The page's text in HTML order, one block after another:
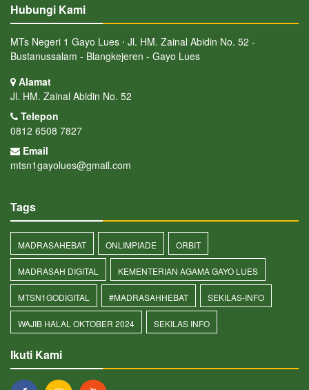
Hubungi Kami
MTs Negeri 1 Gayo Lues ⋅ Jl. HM. Zainal Abidin No. 52 -
Bustanussalam - Blangkejeren - Gayo Lues
Alamat
Jl. HM. Zainal Abidin No. 52
Telepon
0812 6508 7827
Email
mtsn1gayolues@gmail.com
Tags
MADRASAHEBAT ONLIMPIADE ORBIT
MADRASAH DIGITAL KEMENTERIAN AGAMA GAYO LUES
MTSN1GODIGITAL #MADRASAHHEBAT SEKILAS-INFO
WAJIB HALAL OKTOBER 2024 SEKILAS INFO
Ikuti Kami